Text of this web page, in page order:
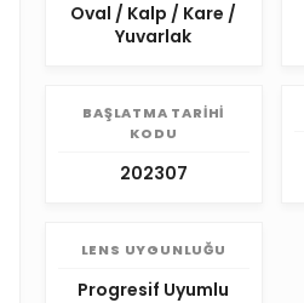
Oval / Kalp / Kare /
Yuvarlak
BAŞLATMA TARIHI
KODU
202307
LENS UYGUNLUĞU
Progresif Uyumlu